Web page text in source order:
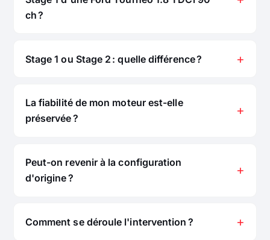
ch ?
Stage 1 ou Stage 2 : quelle différence ?
La fiabilité de mon moteur est-elle
préservée ?
Peut-on revenir à la configuration
d'origine ?
Comment se déroule l'intervention ?